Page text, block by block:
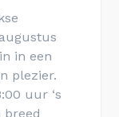
in een
plezier.
uur ‘s
breed